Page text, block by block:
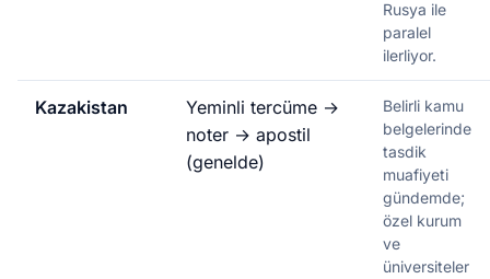
Rusya ile
paralel
ilerliyor.
Kazakistan
Yeminli tercüme →
noter → apostil
(genelde)
Belirli kamu
belgelerinde
tasdik
muafiyeti
gündemde;
özel kurum
ve
üniversiteler